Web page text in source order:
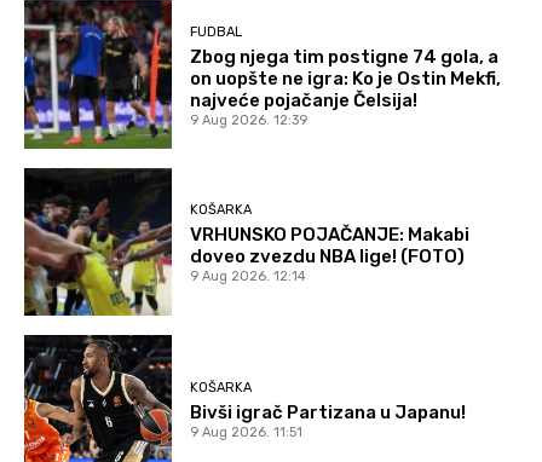
FUDBAL
Zbog njega tim postigne 74 gola, a
on uopšte ne igra: Ko je Ostin Mekfi,
najveće pojačanje Čelsija!
9 Aug 2026. 12:39
KOŠARKA
VRHUNSKO POJAČANJE: Makabi
doveo zvezdu NBA lige! (FOTO)
9 Aug 2026. 12:14
KOŠARKA
Bivši igrač Partizana u Japanu!
9 Aug 2026. 11:51